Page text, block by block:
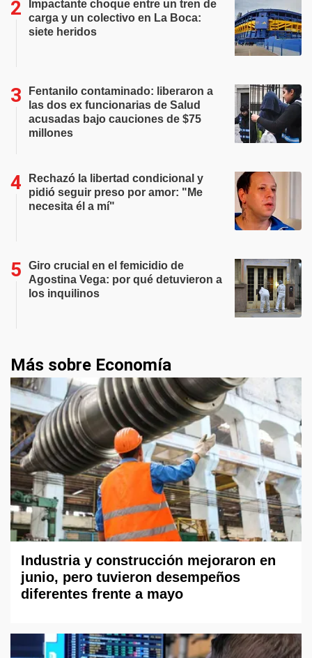
Impactante choque entre un tren de
carga y un colectivo en La Boca:
siete heridos
Fentanilo contaminado: liberaron a
las dos ex funcionarias de Salud
acusadas bajo cauciones de $75
millones
Rechazó la libertad condicional y
pidió seguir preso por amor: "Me
necesita él a mí"
Giro crucial en el femicidio de
Agostina Vega: por qué detuvieron a
los inquilinos
Más sobre Economía
Industria y construcción mejoraron en
junio, pero tuvieron desempeños
diferentes frente a mayo